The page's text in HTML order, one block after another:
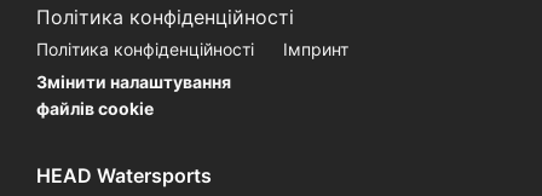
Політика конфіденційності
Політика конфіденційності
Імпринт
Змінити налаштування
файлів cookie
HEAD Watersports